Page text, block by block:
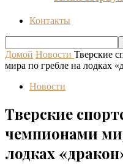
Контакты
Домой Новости Тверские
мира по гребле на лодках
Новости
Тверские
чемпионами
лодках